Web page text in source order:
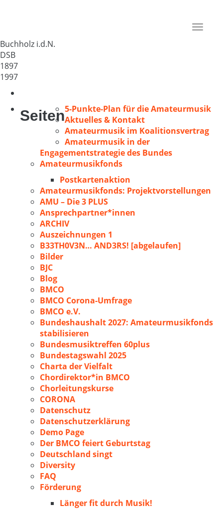
Toggle
Buchholz i.d.N.
DSB
1897
1997
Seiten5-Punkte-Plan für die Amateurmusik
Aktuelles & Kontakt
Amateurmusik im Koalitionsvertrag
Amateurmusik in der
Engagementstrategie des Bundes
Amateurmusikfonds
Postkartenaktion
Amateurmusikfonds: Projektvorstellungen
AMU – Die 3 PLUS
Ansprechpartner*innen
ARCHIV
Auszeichnungen 1
B33TH0V3N… AND3RS! [abgelaufen]
Bilder
BJC
Blog
BMCO
BMCO Corona-Umfrage
BMCO e.V.
Bundeshaushalt 2027: Amateurmusikfonds
stabilisieren
Bundesmusiktreffen 60plus
Bundestagswahl 2025
Charta der Vielfalt
Chordirektor*in BMCO
Chorleitungskurse
CORONA
Datenschutz
Datenschutzerklärung
Demo Page
Der BMCO feiert Geburtstag
Deutschland singt
Diversity
FAQ
Förderung
Länger fit durch Musik!